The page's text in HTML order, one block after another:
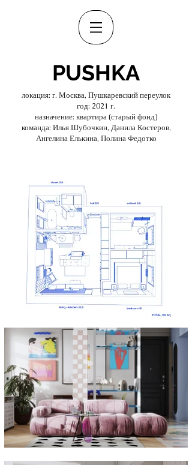
PUSHKA
локация: г. Москва, Пушкаревский переулок
год: 2021 г.
назначение: квартира (старый фонд)
команда: Илья Шубочкин, Данила Костеров,
Ангелина Елькина, Полина Федотко